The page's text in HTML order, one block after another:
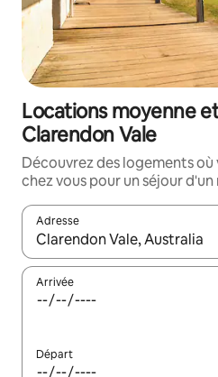
Locations moyenne
Clarendon Vale
Découvrez des logements
chez vous pour un séjour d'un
Adresse
Lorsque les résultats
Arrivée
Départ